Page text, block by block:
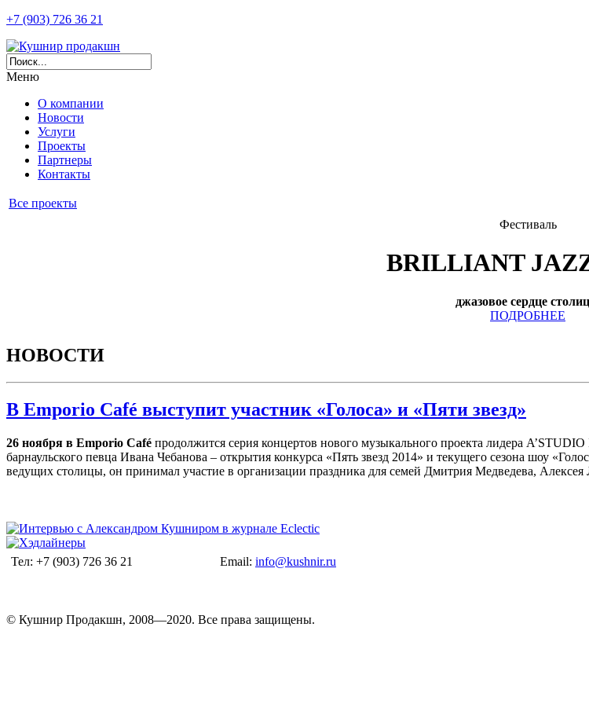
+7 (903) 726 36 21
Меню
О компании
Новости
Услуги
Проекты
Партнеры
Контакты
Все проекты
Фестиваль
BRILLIANT
джазовое сердце
ПОДРОБНЕЕ
НОВОСТИ
В Emporio Café выступит участник «Голоса» и «Пяти звезд»
26 ноября в Emporio Café продолжится серия концертов нового музыкального проекта лидера
барнаульского певца Ивана Чебанова – открытия конкурса «Пять звезд 2014» и текущего сезона шоу
ведущих столицы, он принимал участие в организации праздника для семей Дмитрия Медведева,
Тел: +7 (903) 726 36 21 Email: info@kushnir.ru
© Кушнир Продакшн, 2008—2020. Все права защищены.